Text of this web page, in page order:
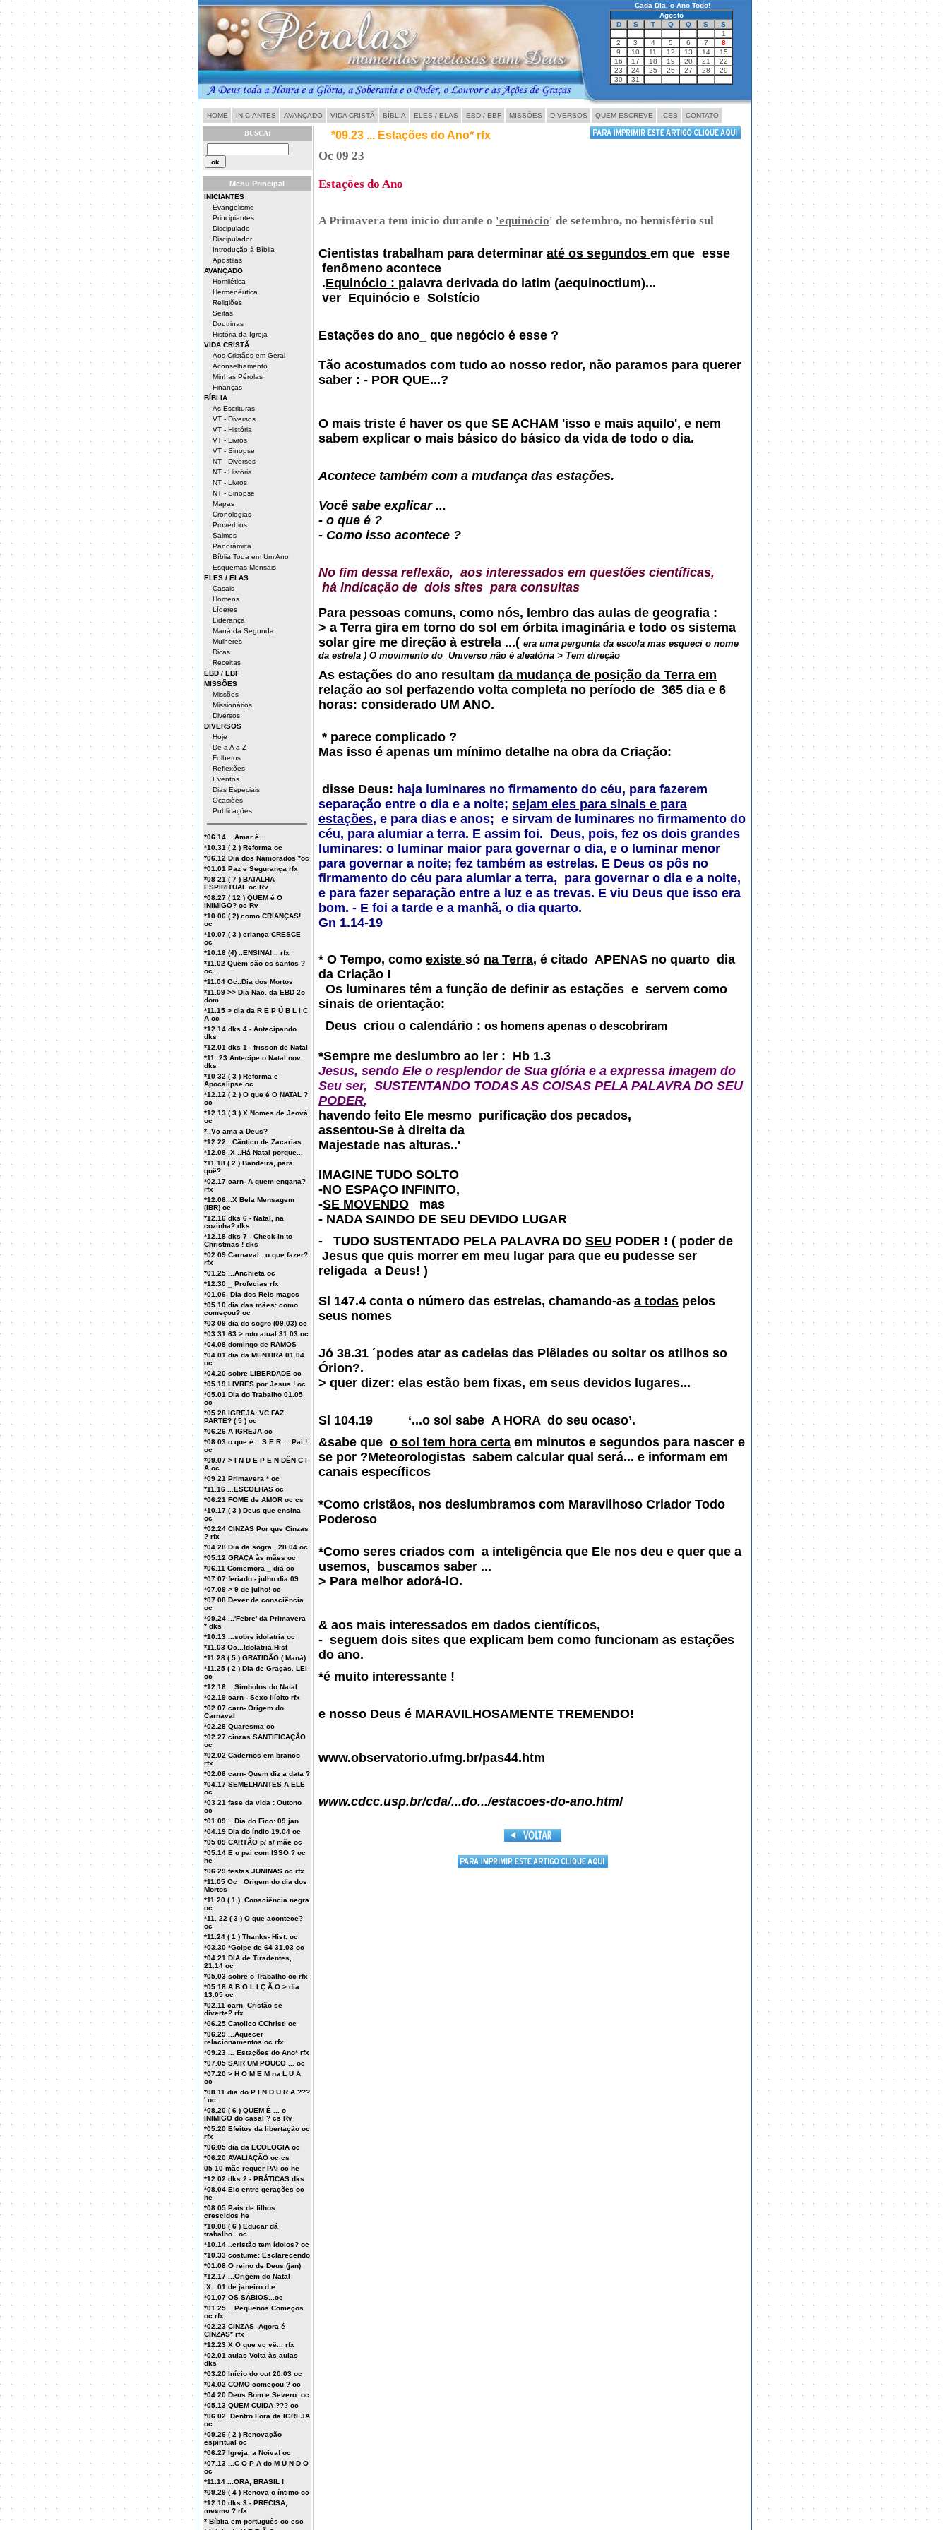
Cada Dia, o Ano Todo!
Agosto
D
S T Q Q S
S
1
2
3 4 5 6 7
8
9
10 11 12 13 14
15
16
17 18 19 20 21
22
23
24 25 26 27 28
29
30
31
HOME INICIANTES AVANÇADO VIDA CRISTÃ BÍBLIA ELES / ELAS EBD / EBF MISSÕES DIVERSOS QUEM ESCREVE ICEB CONTATO
BUSCA:
Menu Principal
INICIANTES
Evangelismo
Principiantes
Discipulado
Discipulador
Introdução à Bíblia
Apostilas
AVANÇADO
Homilética
Hermenêutica
Religiões
Seitas
Doutrinas
História da Igreja
VIDA CRISTÃ
Aos Cristãos em Geral
Aconselhamento
Minhas Pérolas
Finanças
BÍBLIA
As Escrituras
VT - Diversos
VT - História
VT - Livros
VT - Sinopse
NT - Diversos
NT - História
NT - Livros
NT - Sinopse
Mapas
Cronologias
Provérbios
Salmos
Panorâmica
Bíblia Toda em Um Ano
Esquemas Mensais
ELES / ELAS
Casais
Homens
Líderes
Liderança
Maná da Segunda
Mulheres
Dicas
Receitas
EBD / EBF
MISSÕES
Missões
Missionários
Diversos
DIVERSOS
Hoje
De a A a Z
Folhetos
Reflexões
Eventos
Dias Especiais
Ocasiões
Publicações
*06.14 ...Amar é...
*10.31 ( 2 ) Reforma oc
*06.12 Dia dos Namorados *oc
*01.01 Paz e Segurança rfx
*08 21 ( 7 ) BATALHA
ESPIRITUAL oc Rv
*08.27 ( 12 ) QUEM é O
INIMIGO? oc Rv
*10.06 ( 2) como CRIANÇAS!
oc
*10.07 ( 3 ) criança CRESCE
oc
*10.16 (4) ..ENSINA! .. rfx
*11.02 Quem são os santos ?
oc...
*11.04 Oc..Dia dos Mortos
*11.09 >> Dia Nac. da EBD 2o
dom.
*11.15 > dia da R E P Ú B L I C
A oc
*12.14 dks 4 - Antecipando
dks
*12.01 dks 1 - frisson de Natal
*11. 23 Antecipe o Natal nov
dks
*10 32 ( 3 ) Reforma e
Apocalipse oc
*12.12 ( 2 ) O que é O NATAL ?
oc
*12.13 ( 3 ) X Nomes de Jeová
oc
*..Vc ama a Deus?
*12.22...Cântico de Zacarias
*12.08 .X ..Há Natal porque...
*11.18 ( 2 ) Bandeira, para
quê?
*02.17 carn- A quem engana?
rfx
*12.06...X Bela Mensagem
(IBR) oc
*12.16 dks 6 - Natal, na
cozinha? dks
*12.18 dks 7 - Check-in to
Christmas ! dks
*02.09 Carnaval : o que fazer?
rfx
*01.25 ...Anchieta oc
*12.30 _ Profecias rfx
*01.06- Dia dos Reis magos
*05.10 dia das mães: como
começou? oc
*03 09 dia do sogro (09.03) oc
*03.31 63 > mto atual 31.03 oc
*04.08 domingo de RAMOS
*04.01 dia da MENTIRA 01.04
oc
*04.20 sobre LIBERDADE oc
*05.19 LIVRES por Jesus ! oc
*05.01 Dia do Trabalho 01.05
oc
*05.28 IGREJA: VC FAZ
PARTE? ( 5 ) oc
*06.26 A IGREJA oc
*08.03 o que é ...S E R ... Pai !
oc
*09.07 > I N D E P E N DÊN C I
A oc
*09 21 Primavera * oc
*11.16 ...ESCOLHAS oc
*06.21 FOME de AMOR oc cs
*10.17 ( 3 ) Deus que ensina
oc
*02.24 CINZAS Por que Cinzas
? rfx
*04.28 Dia da sogra , 28.04 oc
*05.12 GRAÇA às mães oc
*06.11 Comemora _ dia oc
*07.07 feriado - julho dia 09
*07.09 > 9 de julho! oc
*07.08 Dever de consciência
oc
*09.24 ...'Febre' da Primavera
* dks
*10.13 ...sobre idolatria oc
*11.03 Oc...Idolatria,Hist
*11.28 ( 5 ) GRATIDÃO ( Maná)
*11.25 ( 2 ) Dia de Graças. LEI
oc
*12.16 ...Símbolos do Natal
*02.19 carn - Sexo ilícito rfx
*02.07 carn- Origem do
Carnaval
*02.28 Quaresma oc
*02.27 cinzas SANTIFICAÇÃO
oc
*02.02 Cadernos em branco
rfx
*02.06 carn- Quem diz a data ?
*04.17 SEMELHANTES A ELE
oc
*03 21 fase da vida : Outono
oc
*01.09 ...Dia do Fico: 09.jan
*04.19 Dia do índio 19.04 oc
*05 09 CARTÃO p/ s/ mãe oc
*05.14 E o pai com ISSO ? oc
he
*06.29 festas JUNINAS oc rfx
*11.05 Oc_ Origem do dia dos
Mortos
*11.20 ( 1 ) .Consciência negra
oc
*11. 22 ( 3 ) O que acontece?
oc
*11.24 ( 1 ) Thanks- Hist. oc
*03.30 *Golpe de 64 31.03 oc
*04.21 DIA de Tiradentes,
21.14 oc
*05.03 sobre o Trabalho oc rfx
*05.18 A B O L I Ç Ã O > dia
13.05 oc
*02.11 carn- Cristão se
diverte? rfx
*06.25 Catolico CChristi oc
*06.29 ...Aquecer
relacionamentos oc rfx
*09.23 ... Estações do Ano* rfx
*07.05 SAIR UM POUCO ... oc
*07.20 > H O M E M na L U A
oc
*08.11 dia do P I N D U R A ???
' oc
*08.20 ( 6 ) QUEM É ... o
INIMIGO do casal ? cs Rv
*05.20 Efeitos da libertação oc
rfx
*06.05 dia da ECOLOGIA oc
*06.20 AVALIAÇÃO oc cs
05 10 mãe requer PAI oc he
*12 02 dks 2 - PRÁTICAS dks
*08.04 Elo entre gerações oc
he
*08.05 Pais de filhos
crescidos he
*10.08 ( 6 ) Educar dá
trabalho...oc
*10.14 ..cristão tem ídolos? oc
*10.33 costume: Esclarecendo
*01.08 O reino de Deus (jan)
*12.17 ...Origem do Natal
.X.. 01 de janeiro d.e
*01.07 OS SÁBIOS...oc
*01.25 ...Pequenos Começos
oc rfx
*02.23 CINZAS -Agora é
CINZAS* rfx
*12.23 X O que vc vê... rfx
*02.01 aulas Volta às aulas
dks
*03.20 Início do out 20.03 oc
*04.02 COMO começou ? oc
*04.20 Deus Bom e Severo: oc
*05.13 QUEM CUIDA ??? oc
*06.02. Dentro.Fora da IGREJA
oc
*09.26 ( 2 ) Renovação
espiritual oc
*06.27 Igreja, a Noiva! oc
*07.13 ...C O P A do M U N D O
oc
*11.14 ...ORA, BRASIL !
*09.29 ( 4 ) Renova o íntimo oc
*12.10 dks 3 - PRECISA,
mesmo ? rfx
* Bíblia em português oc esc
*09.23 ... Estações do Ano* rfx
Oc 09 23
Estações do Ano
A Primavera tem início durante o 'equinócio' de setembro, no hemisfério sul
Cientistas trabalham para determinar até os segundos em que esse
fenômeno acontece
.Equinócio : palavra derivada do latim (aequinoctium)...
ver Equinócio e Solstício
Estações do ano_ que negócio é esse ?
Tão acostumados com tudo ao nosso redor, não paramos para querer
saber : - POR QUE...?
O mais triste é haver os que SE ACHAM 'isso e mais aquilo', e nem
sabem explicar o mais básico do básico da vida de todo o dia.
Acontece também com a mudança das estações.
Você sabe explicar ...
- o que é ?
- Como isso acontece ?
No fim dessa reflexão, aos interessados em questões científicas,
há indicação de dois sites para consultas
Para pessoas comuns, como nós, lembro das aulas de geografia :
> a Terra gira em torno do sol em órbita imaginária e todo os sistema
solar gire me direção à estrela ...( era uma pergunta da escola mas esqueci o nome
da estrela ) O movimento do Universo não é aleatória > Tem direção
As estações do ano resultam da mudança de posição da Terra em
relação ao sol perfazendo volta completa no período de 365 dia e 6
horas: considerado UM ANO.
* parece complicado ?
Mas isso é apenas um mínimo detalhe na obra da Criação:
disse Deus: haja luminares no firmamento do céu, para fazerem
separação entre o dia e a noite; sejam eles para sinais e para
estações, e para dias e anos; e sirvam de luminares no firmamento do
céu, para alumiar a terra. E assim foi. Deus, pois, fez os dois grandes
luminares: o luminar maior para governar o dia, e o luminar menor
para governar a noite; fez também as estrelas. E Deus os pôs no
firmamento do céu para alumiar a terra, para governar o dia e a noite,
e para fazer separação entre a luz e as trevas. E viu Deus que isso era
bom. - E foi a tarde e a manhã, o dia quarto.
Gn 1.14-19
* O Tempo, como existe só na Terra, é citado APENAS no quarto dia
da Criação !
Os luminares têm a função de definir as estações e servem como
sinais de orientação:
Deus criou o calendário : os homens apenas o descobriram
*Sempre me deslumbro ao ler : Hb 1.3
Jesus, sendo Ele o resplendor de Sua glória e a expressa imagem do
Seu ser, SUSTENTANDO TODAS AS COISAS PELA PALAVRA DO SEU
PODER,
havendo feito Ele mesmo purificação dos pecados,
assentou-Se à direita da
Majestade nas alturas..'
IMAGINE TUDO SOLTO
-NO ESPAÇO INFINITO,
-SE MOVENDO mas
- NADA SAINDO DE SEU DEVIDO LUGAR
-
TUDO SUSTENTADO PELA PALAVRA DO SEU PODER ! ( poder de
Jesus que quis morrer em meu lugar para que eu pudesse ser
religada a Deus! )
Sl 147.4 conta o número das estrelas, chamando-as a todas pelos
seus nomes
Jó 38.31 ´podes atar as cadeias das Plêiades ou soltar os atilhos so
Órion?.
> quer dizer: elas estão bem fixas, em seus devidos lugares...
Sl 104.19 ‘...o sol sabe A HORA do seu ocaso’.
&sabe que o sol tem hora certa em minutos e segundos para nascer e
se por ?Meteorologistas sabem calcular qual será... e informam em
canais específicos
*Como cristãos, nos deslumbramos com Maravilhoso Criador Todo
Poderoso
*Como seres criados com a inteligência que Ele nos deu e quer que a
usemos,
buscamos saber ...
> Para melhor adorá-lO.
& aos mais interessados em dados científicos,
- seguem dois sites que explicam bem como funcionam as estações
do ano.
*é muito interessante !
e nosso Deus é MARAVILHOSAMENTE TREMENDO!
www.observatorio.ufmg.br/pas44.htm
www.cdcc.usp.br/cda/...do.../estacoes-do-ano.html